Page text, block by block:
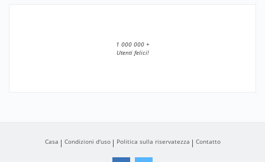
1 000 000 +
Utenti felici!
Casa Condizioni d'uso Politica sulla riservatezza Contatto